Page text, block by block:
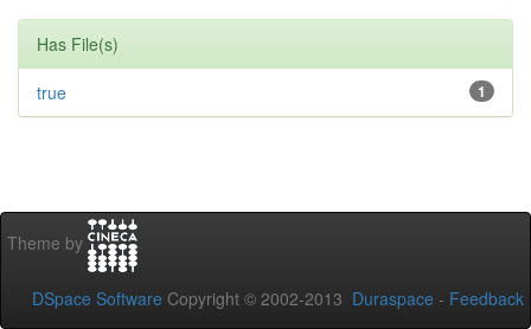
Has File(s)
1
true
Theme by
DSpace Software Copyright © 2002-2013 Duraspace - Feedback